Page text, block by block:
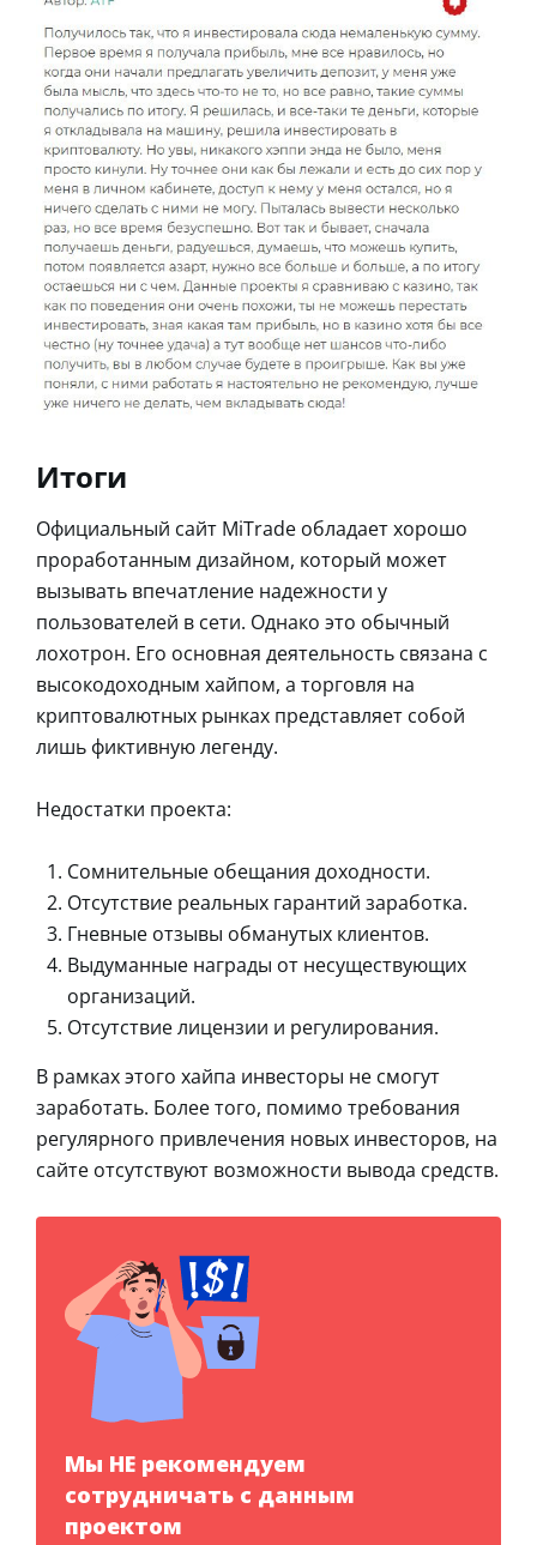
Итоги
Официальный сайт MiTrade обладает хорошо
проработанным дизайном, который может
вызывать впечатление надежности у
пользователей в сети. Однако это обычный
лохотрон. Его основная деятельность связана с
высокодоходным хайпом, а торговля на
криптовалютных рынках представляет собой
лишь фиктивную легенду.
Недостатки проекта:
Сомнительные обещания доходности.
Отсутствие реальных гарантий заработка.
Гневные отзывы обманутых клиентов.
Выдуманные награды от несуществующих
организаций.
Отсутствие лицензии и регулирования.
В рамках этого хайпа инвесторы не смогут
заработать. Более того, помимо требования
регулярного привлечения новых инвесторов, на
сайте отсутствуют возможности вывода средств.
Мы НЕ рекомендуем
сотрудничать с данным
проектом